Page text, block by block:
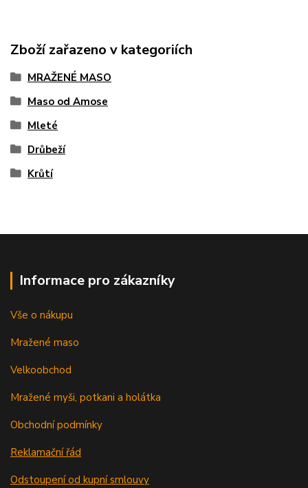
Zboží zařazeno v kategoriích
MRAŽENÉ MASO
Maso od Amose
Mleté
Drůbeží
Krůtí
Informace pro zákazníky
Vše o nákupu
Mražené maso
Velkoobchod
Mražené myši, potkani a holátka
Obchodní podmínky
Reklamační řád
Odstoupení od kupní smlouvy